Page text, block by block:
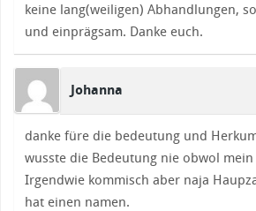
keine lang(weiligen) Abhandlungen,
und einprägsam. Danke euch.
Johanna
danke füre die bedeutung und
wusste die Bedeutung nie obwol
Irgendwie kommisch aber naja
hat einen namen.